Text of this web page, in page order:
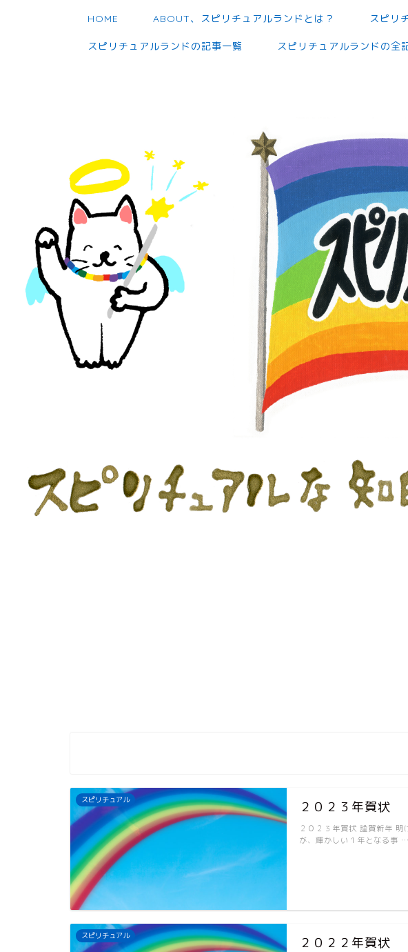
HOME ABOUT、スピリチュアルランドとは？ スピリ
スピリチュアルランドの記事一覧 スピリチュアルランドの全
スピリチュアル ２０２３年賀状
２０２３年賀状 謹賀新年
が、輝かしい１年となる事 …
スピリチュアル ２０２２年賀状